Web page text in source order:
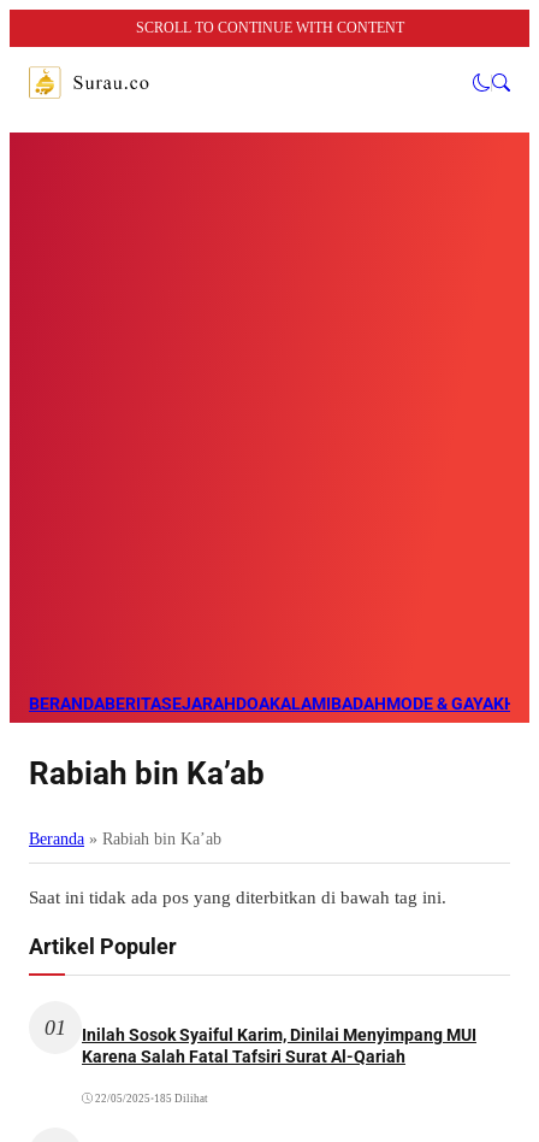
SCROLL TO CONTINUE WITH CONTENT
BERANDABERITASEJARAHDOAKALAMIBADAHMODE & GAYA
Rabiah bin Ka’ab
Beranda » Rabiah bin Ka’ab
Saat ini tidak ada pos yang diterbitkan di bawah tag ini.
Artikel Populer
01
Inilah Sosok Syaiful Karim, Dinilai Menyimpang MUI
Karena Salah Fatal Tafsiri Surat Al-Qariah
22/05/2025 •185 Dilihat